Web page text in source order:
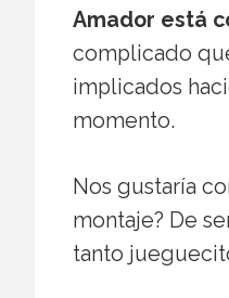
Amador está
complicado
implicados
momento.
Nos gustaría
montaje? De
tanto